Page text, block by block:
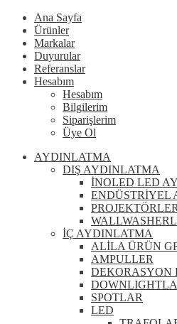
Ana Sayfa
Ürünler
Markalar
Duyurular
Referanslar
Hesabım
Hesabım
Bilgilerim
Siparişlerim
Üye Ol
AYDINLATMA
DIŞ AYDINLATMA
İNOLED LED
ENDÜSTRİYEL
PROJEKTÖRLER
İÇ AYDINLATMA
ALİLA ÜRÜN
AMPULLER
DEKORASYON
SPOTLAR
LED